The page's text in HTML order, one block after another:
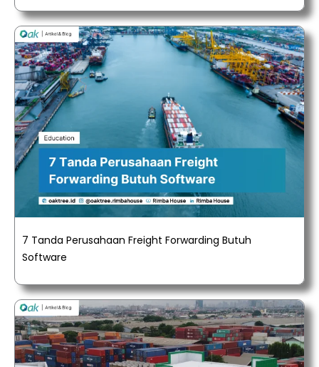
7 Tanda Perusahaan Freight Forwarding Butuh
Software